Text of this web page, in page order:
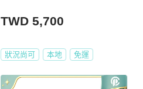
TWD 5,700
狀況尚可 本地 免運